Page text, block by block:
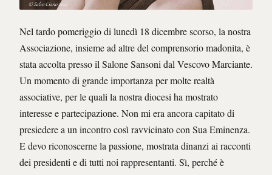
Nel tardo pomeriggio di lunedì 18 dicembre scorso, la nostra
Associazione, insieme ad altre del comprensorio madonita, è
stata accolta presso il Salone Sansoni dal Vescovo Marciante.
Un momento di grande importanza per molte realtà
associative, per le quali la nostra diocesi ha mostrato
interesse e partecipazione. Non mi era ancora capitato di
presiedere a un incontro così ravvicinato con Sua Eminenza.
E devo riconoscerne la passione, mostrata dinanzi ai racconti
dei presidenti e di tutti noi rappresentanti. Sì, perché è